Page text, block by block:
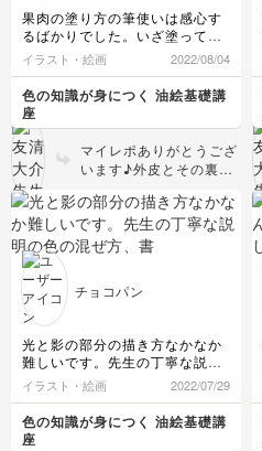
という事が良い結果に繋
がった作品となりまし
た。素晴らしい！今後も
今回のクラスで学んだ事
を活かして貰えれば嬉し
いです😊
果肉の塗り方の筆使いは感心す
るばかりでした。いざ塗ってみ
ると難しく ついやり過ぎてし
まい、後から白を塗ってしまい
ました。なんども練習してみた
いと思います。
イラスト・絵画 2022/08/04
色の知識が身につく 油絵基礎講
座
マイレポありがとうござ
います♪外皮とその裏
れぞれの質感の違いがよ
く表現できています！白
の絵具は少し明暗に差を
情が大きく変わってきま
で試してみてください😊
チョコパン
光と影の部分の描き方なかなか
難しいです。先生の丁寧な説明
の色の混ぜ方、書き方を何度も
見直せるのは、動画の良い所で
す。
イラスト・絵画 2022/07/29
色の知識が身につく 油絵基礎講
座